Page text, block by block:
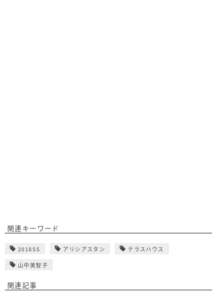
関連キーワード
2018SS アリシアスタン テラスハウス
山中美智子
関連記事